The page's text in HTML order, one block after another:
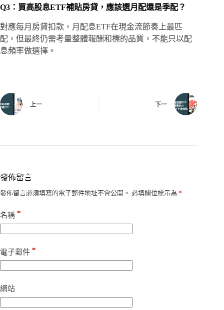
Q3：買高股息ETF補貼房貸，應該選月配還是季配？
對應每月房貸扣款，月配息ETF在現金流節奏上最匹
配，但最終仍需考量整體報酬和標的品質，不能只以配
息頻率做選擇。
上一 下一
發佈留言
發佈留言必須填寫的電子郵件地址不會公開。 必填欄位標示為 *
名稱 *
電子郵件 *
網站